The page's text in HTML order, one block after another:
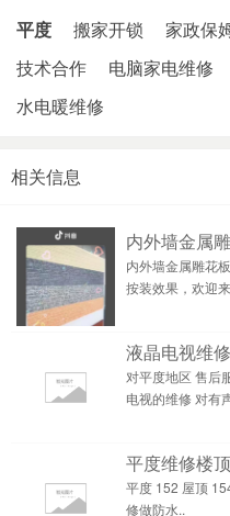
平度 搬家开锁 家政保
技术合作
电脑家电维修
水电暖维修
相关信息
内外墙金属
内外墙金属雕花
按装效果，欢迎
液晶电视维
对平度地区 售后
电视的维修 对有
平度维修楼
平度 152 屋顶
修做防水..